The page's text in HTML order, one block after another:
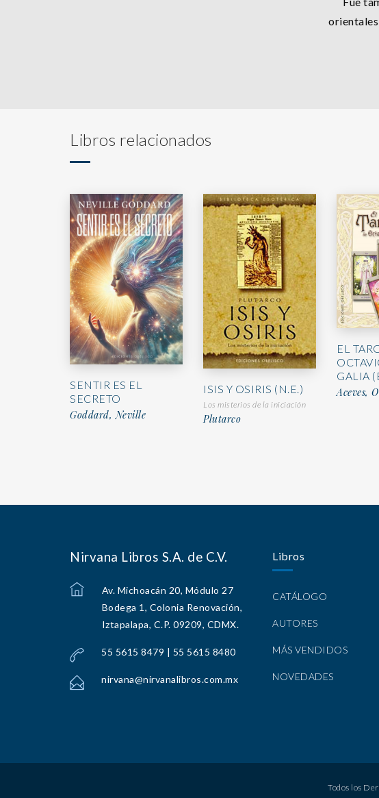
Libros relacionados
SENTIR ES EL
SECRETO
Goddard, Neville
ISIS Y OSIRIS (N.E.)
Los misterios de la iniciación
Plutarco
EL
GALIA
Aceves,
Nirvana Libros S.A. de C.V.
Av. Michoacán 20, Módulo 27
Bodega 1, Colonia Renovación,
Iztapalapa, C.P. 09209, CDMX.
55 5615 8479 | 55 5615 8480
nirvana@nirvanalibros.com.mx
Libros
CATÁLOGO
AUTORES
MÁS VENDIDOS
NOVEDADES
Todos los